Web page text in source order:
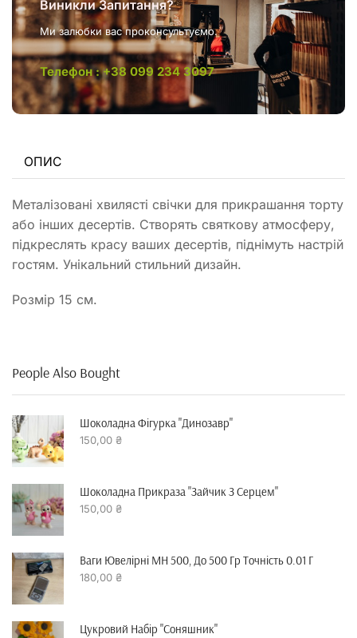
Виникли Запитання?
Ми залюбки вас проконсультуємо.
Телефон : +38 099 234 3097
ОПИС
Металізовані хвилясті свічки для прикрашання торту
або інших десертів. Створять святкову атмосферу,
підкреслять красу ваших десертів, піднімуть настрій
гостям. Унікальний стильний дизайн.
Розмір 15 см.
People Also Bought
Шоколадна Фігурка "динозавр"
150,00 ₴
Шоколадна Прикраза "зайчик З Серцем"
150,00 ₴
Ваги Ювелірні MH 500, До 500 Гр Точність 0.01 Г
180,00 ₴
Цукровий Набір "Соняшник"